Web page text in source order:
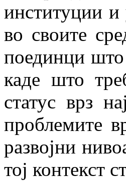
институции и
во своите
поединци што
каде што
статус врз
проблемите
развојни
тој контекст